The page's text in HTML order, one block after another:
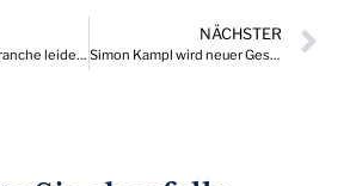
Betonfertigteilbranche leidet unter aktueller Auftrags- und Wirtschaftssituation
NÄCHSTER
Simon Kampl wird neuer Geschäftsführer der Industriellenvereinigung Vorarlberg